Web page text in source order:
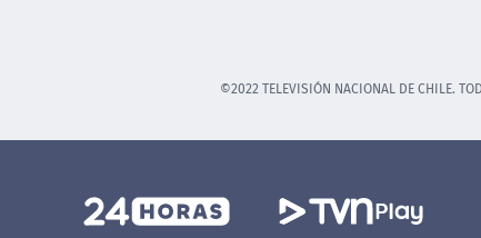
©2022 TELEVISIÓN NACIONAL DE CHILE.